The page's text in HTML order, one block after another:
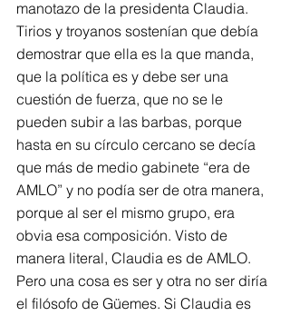
manotazo de la presidenta Claudia.
Tirios y troyanos sostenían que debía
demostrar que ella es la que manda,
que la política es y debe ser una
cuestión de fuerza, que no se le
pueden subir a las barbas, porque
hasta en su círculo cercano se decía
que más de medio gabinete “era de
AMLO” y no podía ser de otra manera,
porque al ser el mismo grupo, era
obvia esa composición. Visto de
manera literal, Claudia es de AMLO.
Pero una cosa es ser y otra no ser diría
el filósofo de Güemes. Si Claudia es